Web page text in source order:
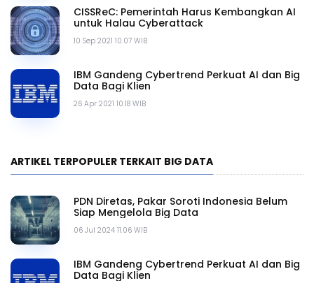
10 Sep 2021 10.07 WIB
CISSReC: Pemerintah Harus Kembangkan AI
untuk Halau Cyberattack
26 Apr 2021 10.18 WIB
IBM Gandeng Cybertrend Perkuat AI dan Big
Data Bagi Klien
ARTIKEL TERPOPULER TERKAIT BIG DATA
06 Jul 2024 11.06 WIB
PDN Diretas, Pakar Soroti Indonesia Belum
Siap Mengelola Big Data
IBM Gandeng Cybertrend Perkuat AI dan Big
Data Bagi Klien